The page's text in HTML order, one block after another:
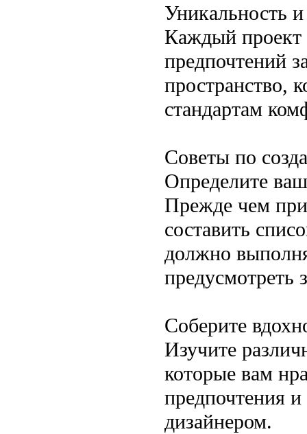
Уникальность
Каждый проект
предпочтений
пространство,
стандартам
Советы по
Определите
Прежде чем
составить
должно
предусмотреть
Соберите
Изучите
которые вам
предпочтения
дизайнером.